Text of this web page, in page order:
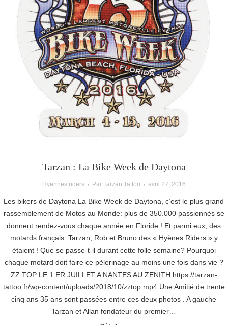
Tarzan : La Bike Week de Daytona
Hyennes riders Par Tarzan Tattoo avril 27, 2016
Les bikers de Daytona La Bike Week de Daytona, c’est le plus grand
rassemblement de Motos au Monde: plus de 350.000 passionnés se
donnent rendez-vous chaque année en Floride ! Et parmi eux, des
motards français. Tarzan, Rob et Bruno des « Hyènes Riders » y
étaient ! Que se passe-t-il durant cette folle semaine? Pourquoi
chaque motard doit faire ce pèlerinage au moins une fois dans vie ?
ZZ TOP LE 1 ER JUILLET A NANTES AU ZENITH https://tarzan-
tattoo.fr/wp-content/uploads/2018/10/zztop.mp4 Une Amitié de trente
cinq ans 35 ans sont passées entre ces deux photos . A gauche
Tarzan et Allan fondateur du premier…